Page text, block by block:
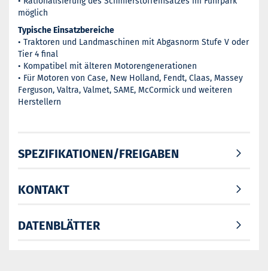
möglich
Typische Einsatzbereiche
• Traktoren und Landmaschinen mit Abgasnorm Stufe V oder
Tier 4 final
• Kompatibel mit älteren Motorengenerationen
• Für Motoren von Case, New Holland, Fendt, Claas, Massey
Ferguson, Valtra, Valmet, SAME, McCormick und weiteren
Herstellern
SPEZIFIKATIONEN/FREIGABEN
KONTAKT
DATENBLÄTTER